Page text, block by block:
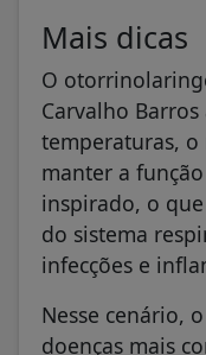
Mais dicas
O
Carvalho
temperaturas,
manter a
inspirado, o
do sistema
infecções e
Nesse cenário,
doenças mais